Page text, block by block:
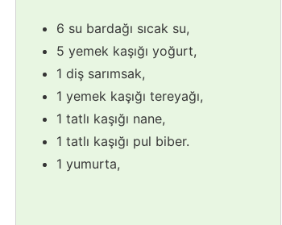
6 su bardağı sıcak su,
5 yemek kaşığı yoğurt,
1 diş sarımsak,
1 yemek kaşığı tereyağı,
1 tatlı kaşığı nane,
1 tatlı kaşığı pul biber.
1 yumurta,